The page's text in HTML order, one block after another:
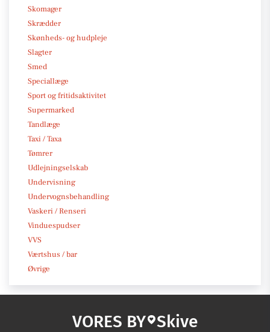
Skomager
Skrædder
Skønheds- og hudpleje
Slagter
Smed
Speciallæge
Sport og fritidsaktivitet
Supermarked
Tandlæge
Taxi / Taxa
Tømrer
Udlejningselskab
Undervisning
Undervognsbehandling
Vaskeri / Renseri
Vinduespudser
VVS
Værtshus / bar
Øvrige
VORES BY Skive